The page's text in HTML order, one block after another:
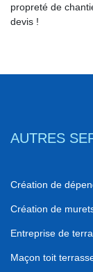
propreté de
devis !
AUTRES
Création de
Création de
Entreprise de
Maçon toit